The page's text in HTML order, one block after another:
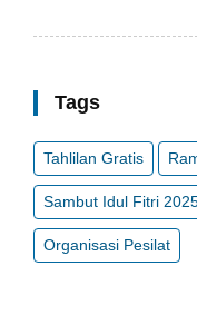
Tags
Tahlilan Gratis
Sambut Idul Fitri
Organisasi Pesilat